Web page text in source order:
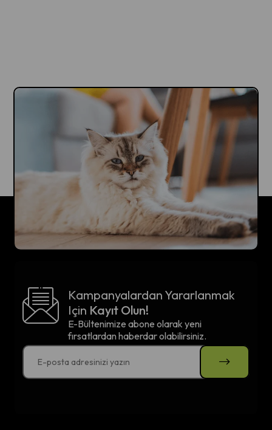
Kampanyalardan Yararlanmak
Için Kayıt Olun!
E-Bültenimize abone olarak yeni
fırsatlardan haberdar olabilirsiniz.